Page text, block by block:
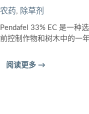
农药, 除草剂
Pendafel 33% EC 是一种
前控制作物和树木中的一年
阅读更多 →